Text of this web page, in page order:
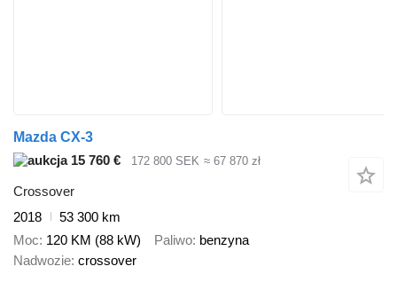
Mazda CX-3
15 760 €
172 800 SEK ≈ 67 870 zł
Crossover
2018
53 300 km
Moc 120 KM (88 kW) Paliwo benzyna
Nadwozie crossover